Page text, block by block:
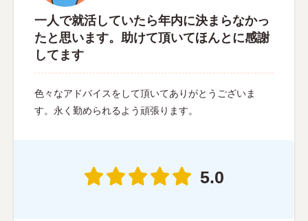
一人で就活していたら年内に決まらなかっ
たと思います。助けて頂いてほんとに感謝
してます
色々なアドバイスをして頂いてありがとうございま
す。永く勤められるよう頑張ります。
5.0